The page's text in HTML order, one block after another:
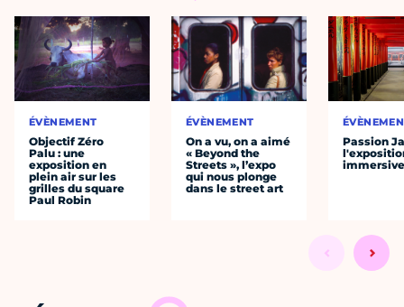
ÉVÈNEMENT
Objectif Zéro
Palu : une
exposition en
plein air sur les
grilles du square
Paul Robin
ÉVÈNEMENT
On a vu, on a aimé
« Beyond the
Streets », l’expo
qui nous plonge
dans le street art
Passion